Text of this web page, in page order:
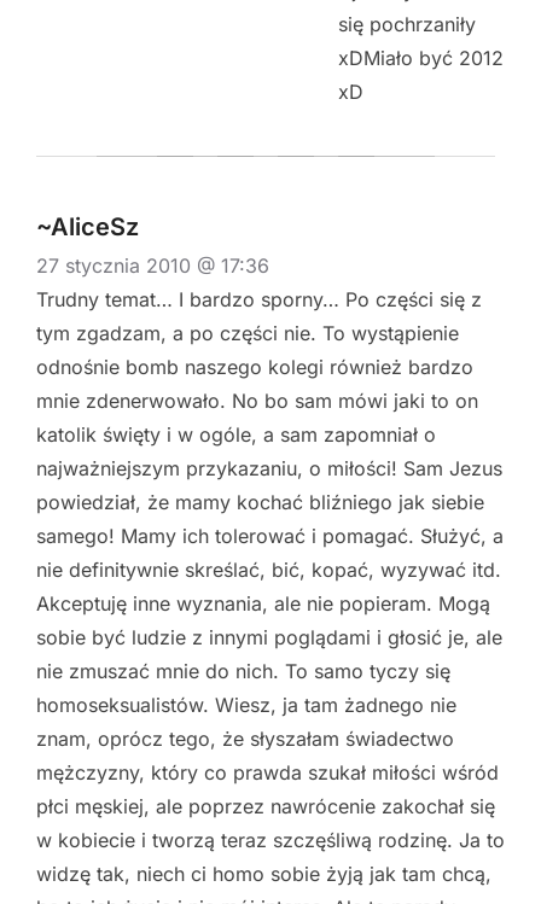
się pochrzaniły
xDMiało być 2012
xD
~AliceSz
27 stycznia 2010 @ 17:36
Trudny temat… I bardzo sporny… Po części się z
tym zgadzam, a po części nie. To wystąpienie
odnośnie bomb naszego kolegi również bardzo
mnie zdenerwowało. No bo sam mówi jaki to on
katolik święty i w ogóle, a sam zapomniał o
najważniejszym przykazaniu, o miłości! Sam Jezus
powiedział, że mamy kochać bliźniego jak siebie
samego! Mamy ich tolerować i pomagać. Służyć, a
nie definitywnie skreślać, bić, kopać, wyzywać itd.
Akceptuję inne wyznania, ale nie popieram. Mogą
sobie być ludzie z innymi poglądami i głosić je, ale
nie zmuszać mnie do nich. To samo tyczy się
homoseksualistów. Wiesz, ja tam żadnego nie
znam, oprócz tego, że słyszałam świadectwo
mężczyzny, który co prawda szukał miłości wśród
płci męskiej, ale poprzez nawrócenie zakochał się
w kobiecie i tworzą teraz szczęśliwą rodzinę. Ja to
widzę tak, niech ci homo sobie żyją jak tam chcą,